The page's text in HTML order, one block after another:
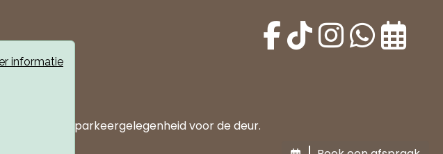
Er is parkeergelegenheid voor de deur.
informatie